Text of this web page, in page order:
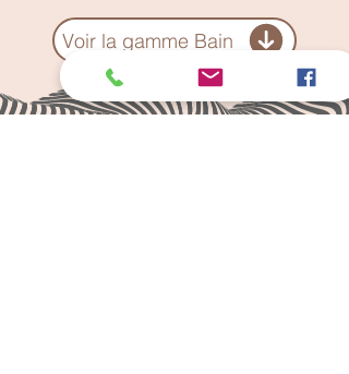
Voir la gamme Bain